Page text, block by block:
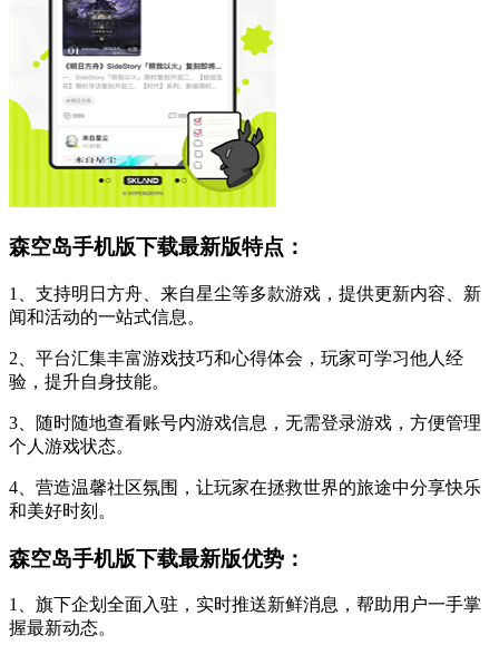
森空岛手机版下载最新版特点：
1、支持明日方舟、来自星尘等多款游戏，提供更新内容、新
闻和活动的一站式信息。
2、平台汇集丰富游戏技巧和心得体会，玩家可学习他人经
验，提升自身技能。
3、随时随地查看账号内游戏信息，无需登录游戏，方便管理
个人游戏状态。
4、营造温馨社区氛围，让玩家在拯救世界的旅途中分享快乐
和美好时刻。
森空岛手机版下载最新版优势：
1、旗下企划全面入驻，实时推送新鲜消息，帮助用户一手掌
握最新动态。